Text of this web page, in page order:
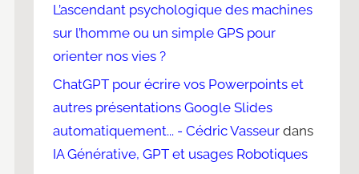
L’ascendant psychologique des machines
sur l’homme ou un simple GPS pour
orienter nos vies ?
ChatGPT pour écrire vos Powerpoints et
autres présentations Google Slides
automatiquement... - Cédric Vasseur dans
IA Générative, GPT et usages Robotiques